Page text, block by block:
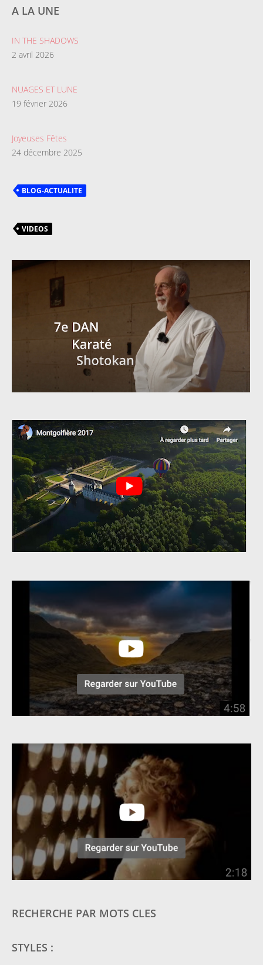
A LA UNE
IN THE SHADOWS
2 avril 2026
NUAGES ET LUNE
19 février 2026
Joyeuses Fêtes
24 décembre 2025
BLOG-ACTUALITE
VIDEOS
RECHERCHE PAR MOTS CLES
STYLES :